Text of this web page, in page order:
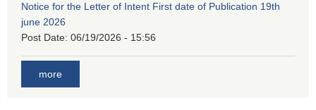
Notice for the Letter of Intent First date of Publication 19th
june 2026
Post Date: 06/19/2026 - 15:56
more